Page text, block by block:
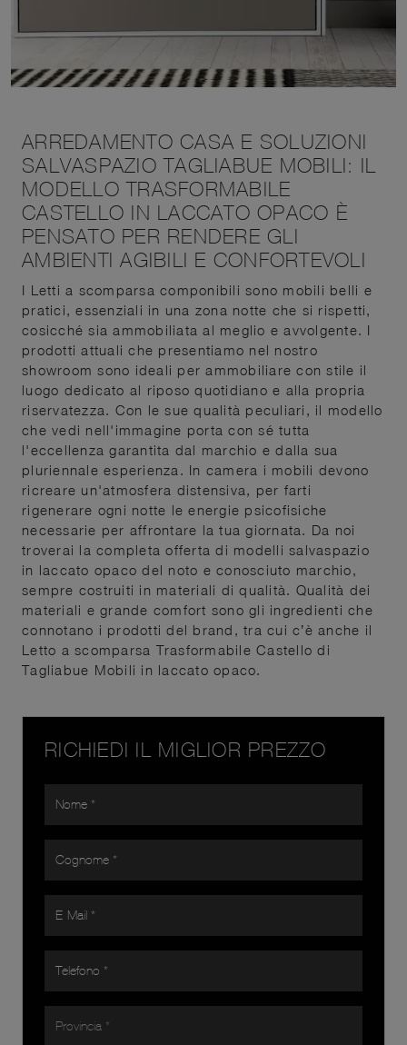
ARREDAMENTO CASA E SOLUZIONI
SALVASPAZIO TAGLIABUE MOBILI: IL
MODELLO TRASFORMABILE
CASTELLO IN LACCATO OPACO È
PENSATO PER RENDERE GLI
AMBIENTI AGIBILI E CONFORTEVOLI
I Letti a scomparsa componibili sono mobili belli e
pratici, essenziali in una zona notte che si rispetti,
cosicché sia ammobiliata al meglio e avvolgente. I
prodotti attuali che presentiamo nel nostro
showroom sono ideali per ammobiliare con stile il
luogo dedicato al riposo quotidiano e alla propria
riservatezza. Con le sue qualità peculiari, il modello
che vedi nell'immagine porta con sé tutta
l'eccellenza garantita dal marchio e dalla sua
pluriennale esperienza. In camera i mobili devono
ricreare un'atmosfera distensiva, per farti
rigenerare ogni notte le energie psicofisiche
necessarie per affrontare la tua giornata. Da noi
troverai la completa offerta di modelli salvaspazio
in laccato opaco del noto e conosciuto marchio,
sempre costruiti in materiali di qualità. Qualità dei
materiali e grande comfort sono gli ingredienti che
connotano i prodotti del brand, tra cui c’è anche il
Letto a scomparsa Trasformabile Castello di
Tagliabue Mobili in laccato opaco.
RICHIEDI IL MIGLIOR PREZZO